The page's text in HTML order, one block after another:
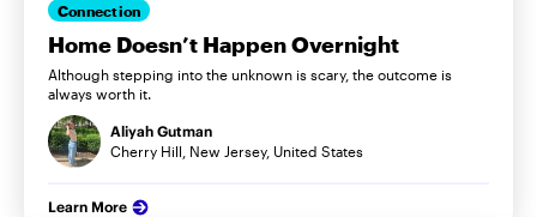
Connection
Home Doesn’t Happen Overnight
Although stepping into the unknown is scary, the outcome is
always worth it.
Aliyah Gutman
Cherry Hill, New Jersey, United States
Learn More